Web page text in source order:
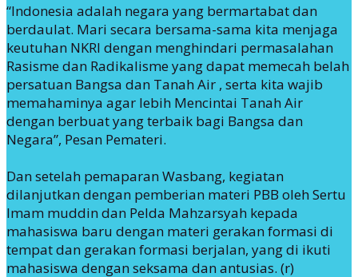
“Indonesia adalah negara yang bermartabat dan
berdaulat. Mari secara bersama-sama kita menjaga
keutuhan NKRI dengan menghindari permasalahan
Rasisme dan Radikalisme yang dapat memecah belah
persatuan Bangsa dan Tanah Air , serta kita wajib
memahaminya agar lebih Mencintai Tanah Air
dengan berbuat yang terbaik bagi Bangsa dan
Negara”, Pesan Pemateri.
Dan setelah pemaparan Wasbang, kegiatan
dilanjutkan dengan pemberian materi PBB oleh Sertu
Imam muddin dan Pelda Mahzarsyah kepada
mahasiswa baru dengan materi gerakan formasi di
tempat dan gerakan formasi berjalan, yang di ikuti
mahasiswa dengan seksama dan antusias. (r)